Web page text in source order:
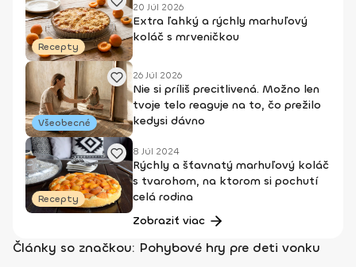
Recepty
20 Júl 2026
Extra ľahký a rýchly marhuľový
koláč s mrveničkou
Všeobecné
26 Júl 2026
Nie si príliš precitlivená. Možno len
tvoje telo reaguje na to, čo prežilo
kedysi dávno
Recepty
8 Júl 2024
Rýchly a šťavnatý marhuľový koláč
s tvarohom, na ktorom si pochutí
celá rodina
Zobraziť viac
Články so značkou: Pohybové hry pre deti vonku